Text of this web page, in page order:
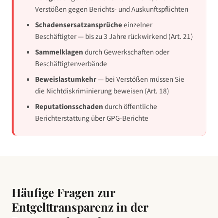
Verstößen gegen Berichts- und Auskunftspflichten
Schadensersatzansprücheeinzelner
Beschäftigter — bis zu 3 Jahre rückwirkend (Art. 21)
Sammelklagendurch Gewerkschaften oder
Beschäftigtenverbände
Beweislastumkehr— bei Verstößen müssen Sie
die Nichtdiskriminierung beweisen (Art. 18)
Reputationsschadendurch öffentliche
Berichterstattung über GPG-Berichte
Häufige Fragen zur
Entgelttransparenz in der